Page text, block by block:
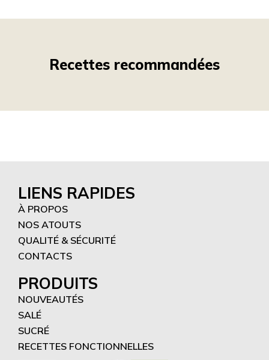
Recettes recommandées
LIENS RAPIDES
À PROPOS
NOS ATOUTS
QUALITÉ & SÉCURITÉ
CONTACTS
PRODUITS
NOUVEAUTÉS
SALÉ
SUCRÉ
RECETTES FONCTIONNELLES